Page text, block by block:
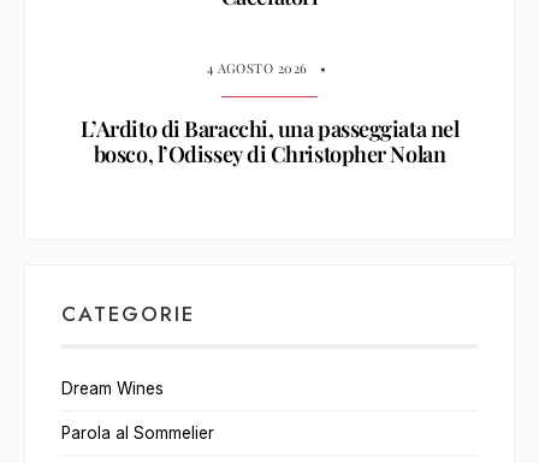
4 AGOSTO 2026 •
L’Ardito di Baracchi, una passeggiata nel
bosco, l’Odissey di Christopher Nolan
CATEGORIE
Dream Wines
Parola al Sommelier